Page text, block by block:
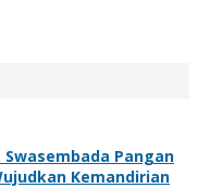
Pangan
Kemandirian